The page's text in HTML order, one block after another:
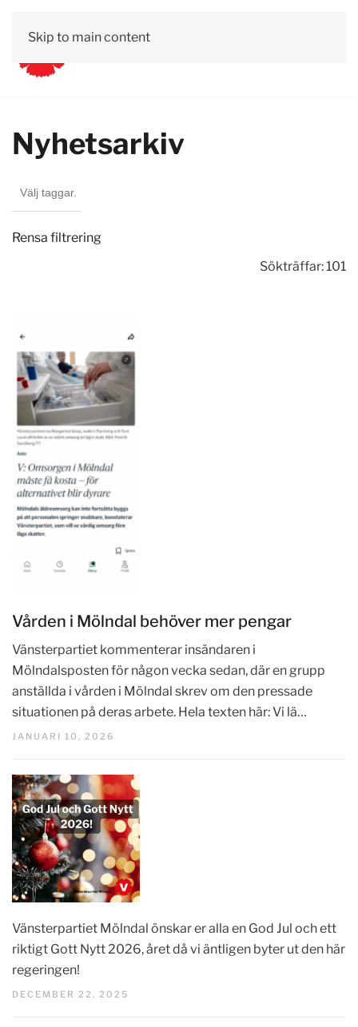
Skip to main content
Nyhetsarkiv
Rensa filtrering
Sökträffar: 101
Vården i Mölndal behöver mer pengar
Vänsterpartiet kommenterar insändaren i
Mölndalsposten för någon vecka sedan, där en grupp
anställda i vården i Mölndal skrev om den pressade
situationen på deras arbete. Hela texten här: Vi lä…
JANUARI 10, 2026
Vänsterpartiet Mölndal önskar er alla en God Jul och ett
riktigt Gott Nytt 2026, året då vi äntligen byter ut den här
regeringen!
DECEMBER 22, 2025